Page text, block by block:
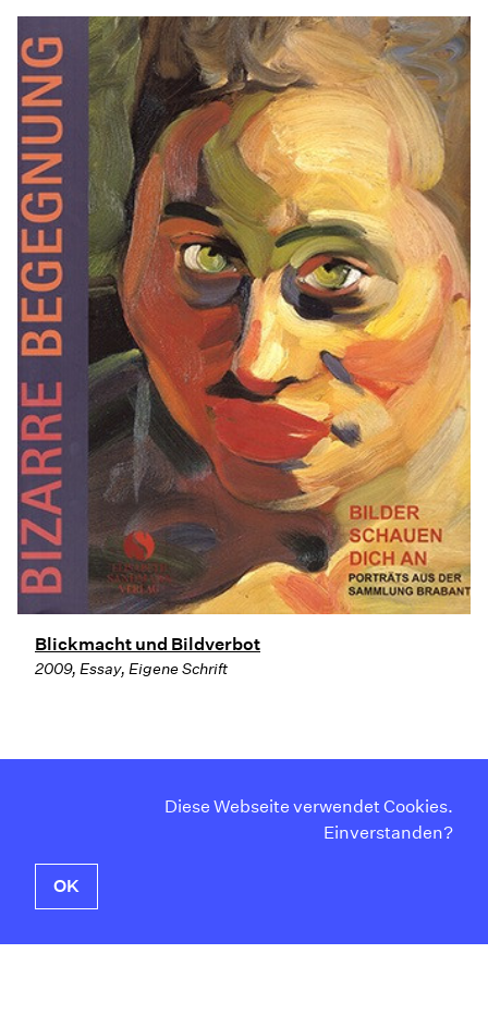
Blickmacht und Bildverbot
2009, Essay, Eigene Schrift
Impressum
Datenschutzerklärung
Instagram
Facebook
Diese Webseite verwendet Cookies.
Einverstanden?
OK